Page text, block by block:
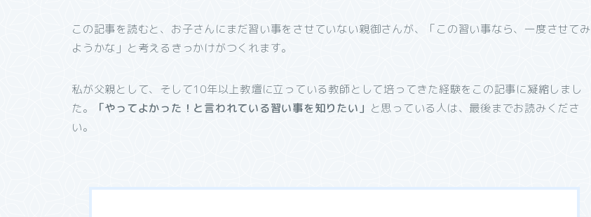
この記事を読むと、お子さんにまだ習い事をさせていない親御さんが、「この習い事なら、一度させてみ
ようかな」と考えるきっかけがつくれます。
私が父親として、そして10年以上教壇に立っている教師として培ってきた経験をこの記事に凝縮しまし
た。
「やってよかった！と言われている習い事を知りたい」 と思っている人は、最後までお読みくださ
い。